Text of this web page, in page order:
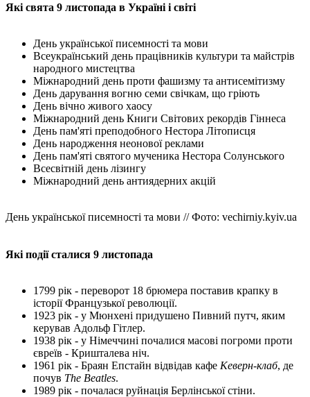
Які свята 9 листопада в Україні і світі
День української писемності та мови
Всеукраїнський день працівників культури та майстрів
народного мистецтва
Міжнародний день проти фашизму та антисемітизму
День дарування вогню семи свічкам, що гріють
День вічно живого хаосу
Міжнародний день Книги Світових рекордів Гіннеса
День пам'яті преподобного Нестора Літописця
День народження неонової реклами
День пам'яті святого мученика Нестора Солунського
Всесвітній день лізингу
Міжнародний день антиядерних акцій
День української писемності та мови // Фото: vechirniy.kyiv.uа
Які події сталися 9 листопада
1799 рік - переворот 18 брюмера поставив крапку в
історії Французької революції.
1923 рік - у Мюнхені придушено Пивний путч, яким
керував Адольф Гітлер.
1938 рік - у Німеччині почалися масові погроми проти
євреїв - Кришталева ніч.
1961 рік - Браян Епстайн відвідав кафе Кеверн-клаб, де
почув The Beatles.
1989 рік - почалася руйнація Берлінської стіни.